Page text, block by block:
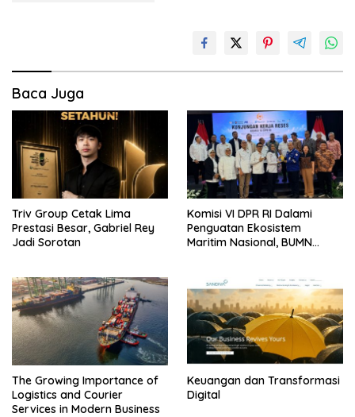
Baca Juga
Triv Group Cetak Lima
Prestasi Besar, Gabriel Rey
Jadi Sorotan
Komisi VI DPR RI Dalami
Penguatan Ekosistem
Maritim Nasional, BUMN
The Growing Importance of
Logistics and Courier
Services in Modern Business
Keuangan dan Transformasi
Digital